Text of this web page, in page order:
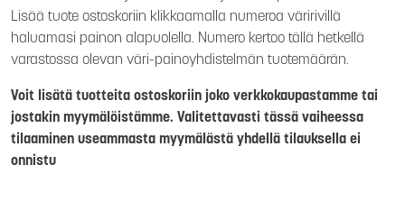
Lisää tuote ostoskoriin klikkaamalla numeroa väririvillä
haluamasi painon alapuolella. Numero kertoo tällä hetkellä
varastossa olevan väri-painoyhdistelmän tuotemäärän.
Voit lisätä tuotteita ostoskoriin joko verkkokaupastamme tai
jostakin myymälöistämme. Valitettavasti tässä vaiheessa
tilaaminen useammasta myymälästä yhdellä tilauksella ei
onnistu